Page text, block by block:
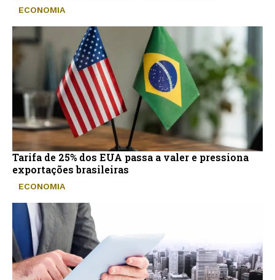
ECONOMIA
Tarifa de 25% dos EUA passa a valer e pressiona
exportações brasileiras
ECONOMIA